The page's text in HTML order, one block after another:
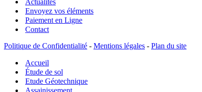
Envoyez vos éléments
Paiement en Ligne
Contact
Politique de Confidentialité - Mentions légales - Plan du site
Accueil
Étude de sol
Etude Géotechnique
Assainissement